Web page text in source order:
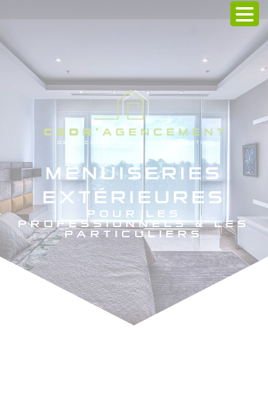
MENUISERIES
EXTÉRIEURES
POUR LES
PROFESSIONNELS & LES
PARTICULIERS